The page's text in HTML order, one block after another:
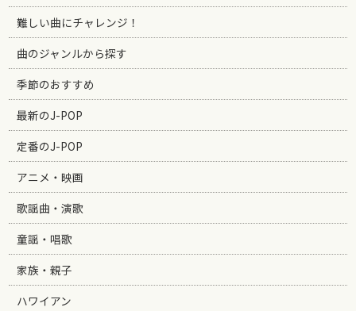
難しい曲にチャレンジ！
曲のジャンルから探す
季節のおすすめ
最新のJ-POP
定番のJ-POP
アニメ・映画
歌謡曲・演歌
童謡・唱歌
家族・親子
ハワイアン